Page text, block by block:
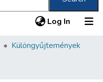
Log In (current)
Különgyűjtemények